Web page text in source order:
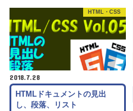
HTML・CSS
2018.7.28
HTMLドキュメントの見出
し、段落、リスト